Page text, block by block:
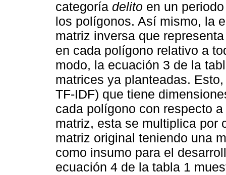
categoría delito en un
los polígonos. Así mismo, la
matriz inversa que
en cada polígono relativo a
modo, la ecuación 3 de la
matrices ya planteadas.
TF-IDF) que tiene
cada polígono con respecto
matriz, esta se multiplica por
matriz original teniendo una
como insumo para el
ecuación 4 de la tabla 1